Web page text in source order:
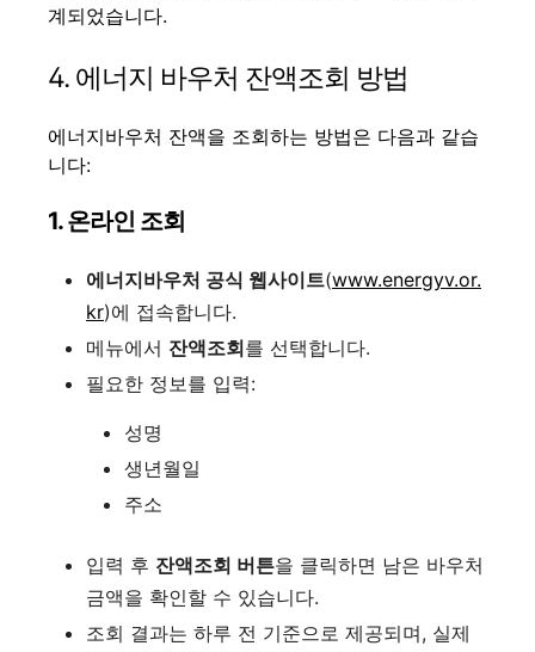
계되었습니다.
4. 에너지 바우처 잔액조회 방법
에너지바우처 잔액을 조회하는 방법은 다음과 같습
니다:
1. 온라인 조회
에너지바우처 공식 웹사이트(www.energyv.or.
kr)에 접속합니다.
메뉴에서 잔액조회를 선택합니다.
필요한 정보를 입력:
성명
생년월일
주소
입력 후 잔액조회 버튼을 클릭하면 남은 바우처
금액을 확인할 수 있습니다.
조회 결과는 하루 전 기준으로 제공되며, 실제